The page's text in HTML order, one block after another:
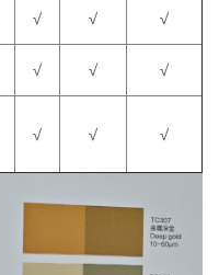
√ √ √
√ √ √
√ √ √